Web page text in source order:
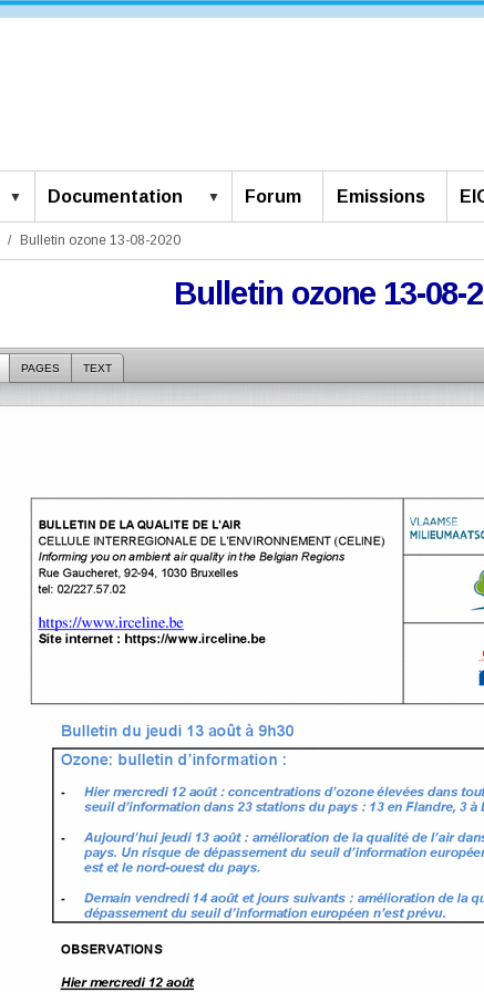
Documentation Forum Emissions
Bulletin ozone 13-08-2020
Bulletin ozone 13-08-
PAGES TEXT